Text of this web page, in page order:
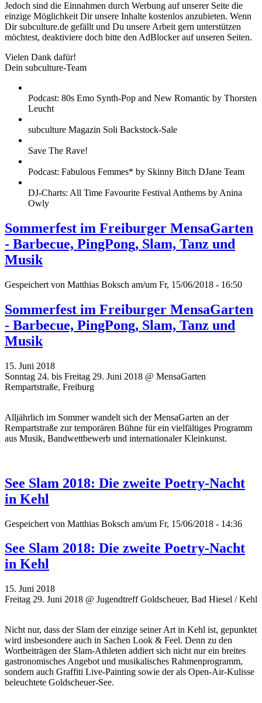
Jedoch sind die Einnahmen durch Werbung auf unserer Seite die
einzige Möglichkeit Dir unsere Inhalte kostenlos anzubieten. Wenn
Dir subculture.de gefällt und Du unsere Arbeit gern unterstützen
möchtest, deaktiviere doch bitte den AdBlocker auf unseren Seiten.
Vielen Dank dafür!
Dein subculture-Team
Podcast: 80s Emo Synth-Pop and New Romantic by Thorsten
Leucht
subculture Magazin Soli Backstock-Sale
Save The Rave!
Podcast: Fabulous Femmes* by Skinny Bitch DJane Team
DJ-Charts: All Time Favourite Festival Anthems by Anina
Owly
Sommerfest im Freiburger MensaGarten
- Barbecue, PingPong, Slam, Tanz und
Musik
Gespeichert von Matthias Boksch am/um Fr, 15/06/2018 - 16:50
Sommerfest im Freiburger MensaGarten
- Barbecue, PingPong, Slam, Tanz und
Musik
15. Juni 2018
Sonntag 24. bis Freitag 29. Juni 2018 @ MensaGarten
Rempartstraße, Freiburg
Alljährlich im Sommer wandelt sich der MensaGarten an der
Rempartstraße zur temporären Bühne für ein vielfältiges Programm
aus Musik, Bandwettbewerb und internationaler Kleinkunst.
See Slam 2018: Die zweite Poetry-Nacht
in Kehl
Gespeichert von Matthias Boksch am/um Fr, 15/06/2018 - 14:36
See Slam 2018: Die zweite Poetry-Nacht
in Kehl
15. Juni 2018
Freitag 29. Juni 2018 @ Jugendtreff Goldscheuer, Bad Hiesel / Kehl
Nicht nur, dass der Slam der einzige seiner Art in Kehl ist, gepunktet
wird insbesondere auch in Sachen Look & Feel. Denn zu den
Wortbeiträgen der Slam-Athleten addiert sich nicht nur ein breites
gastronomisches Angebot und musikalisches Rahmenprogramm,
sondern auch Graffiti Live-Painting sowie der als Open-Air-Kulisse
beleuchtete Goldscheuer-See.